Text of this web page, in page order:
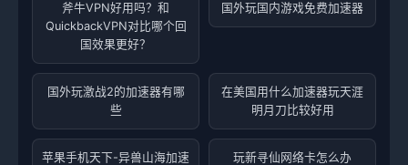
斧牛VPN好用吗？和
QuickbackVPN对比哪个回
国效果更好？
国外玩国内游戏免费加速器
国外玩激战2的加速器有哪
些
在美国用什么加速器玩天涯
明月刀比较好用
苹果手机天下-异兽山海加速
玩新寻仙网络卡怎么办